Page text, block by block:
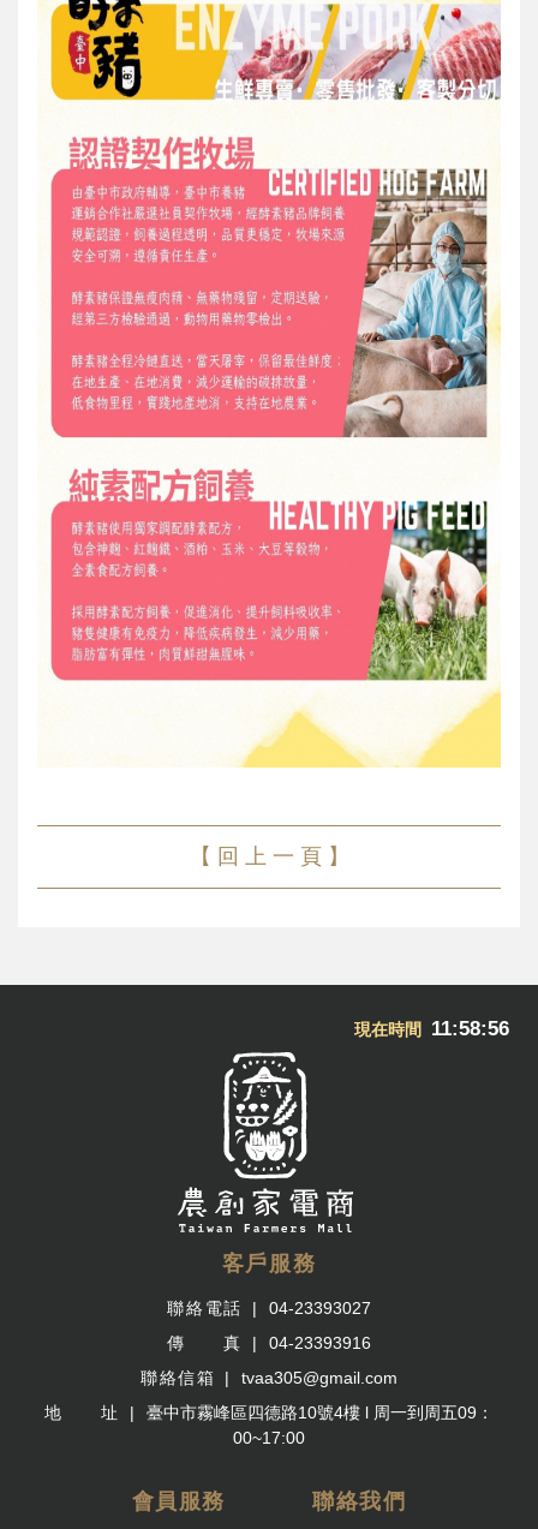
【 回 上 一 頁 】
現在時間 11:58:57
客戶服務
聯絡電話
04-23393027
傳 真
04-23393916
聯絡信箱
tvaa305@gmail.com
地 址
臺中市霧峰區四德路10號4樓 l 周一到周五09：
00~17:00
會員服務 聯絡我們